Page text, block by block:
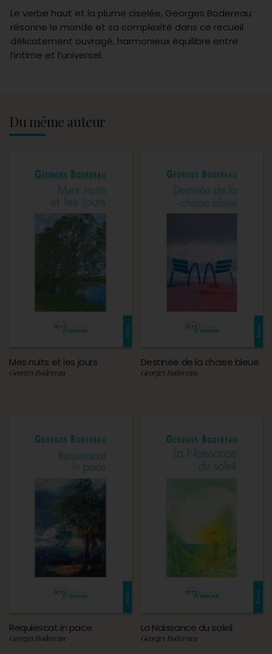
Le verbe haut et la plume ciselée, Georges Bodereau
résonne le monde et sa complexité dans ce recueil
délicatement ouvragé, harmonieux équilibre entre
l’intime et l’universel.
Du même auteur
Mes nuits et les jours
Georges Bodereau
Destinée de la chaise bleue
Georges Bodereau
Requiescat in pace
Georges Bodereau
La Naissance du soleil
Georges Bodereau